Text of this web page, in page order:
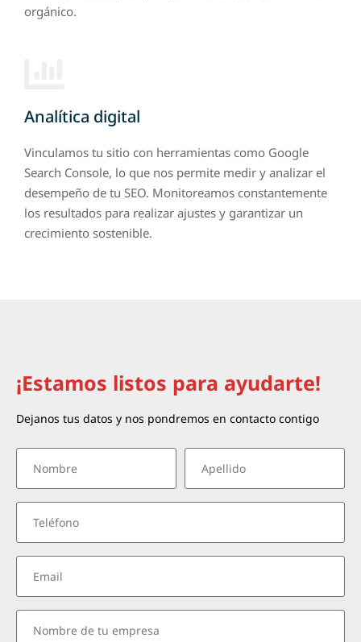
orgánico.
Analítica digital
Vinculamos tu sitio con herramientas como Google
Search Console, lo que nos permite medir y analizar el
desempeño de tu SEO. Monitoreamos constantemente
los resultados para realizar ajustes y garantizar un
crecimiento sostenible.
¡Estamos listos para ayudarte!
Dejanos tus datos y nos pondremos en contacto contigo